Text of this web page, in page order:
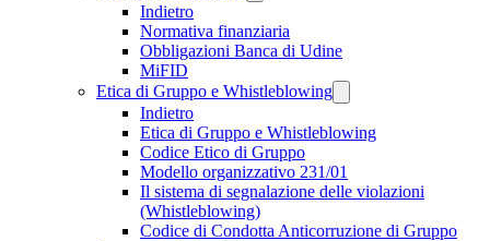
Indietro
Normativa finanziaria
Obbligazioni Banca di Udine
MiFID
Etica di Gruppo e Whistleblowing
Indietro
Etica di Gruppo e Whistleblowing
Codice Etico di Gruppo
Modello organizzativo 231/01
Il sistema di segnalazione delle violazioni
(Whistleblowing)
Codice di Condotta Anticorruzione di Gruppo